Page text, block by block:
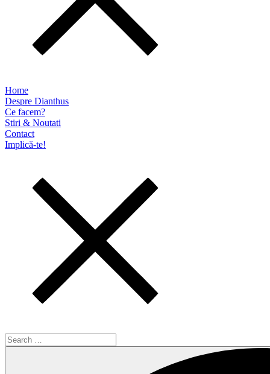
Home
Despre Dianthus
Ce facem?
Stiri & Noutati
Contact
Implică-te!